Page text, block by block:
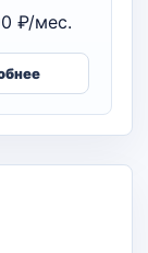
₽/мес.